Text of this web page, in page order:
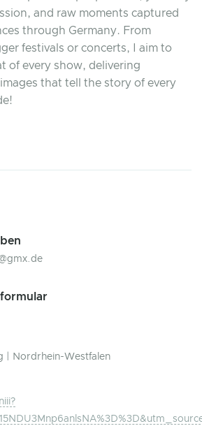
and raw moments captured
through Germany. From
festivals or concerts, I aim to
of every show, delivering
that tell the story of every
| Nordrhein-Westfalen